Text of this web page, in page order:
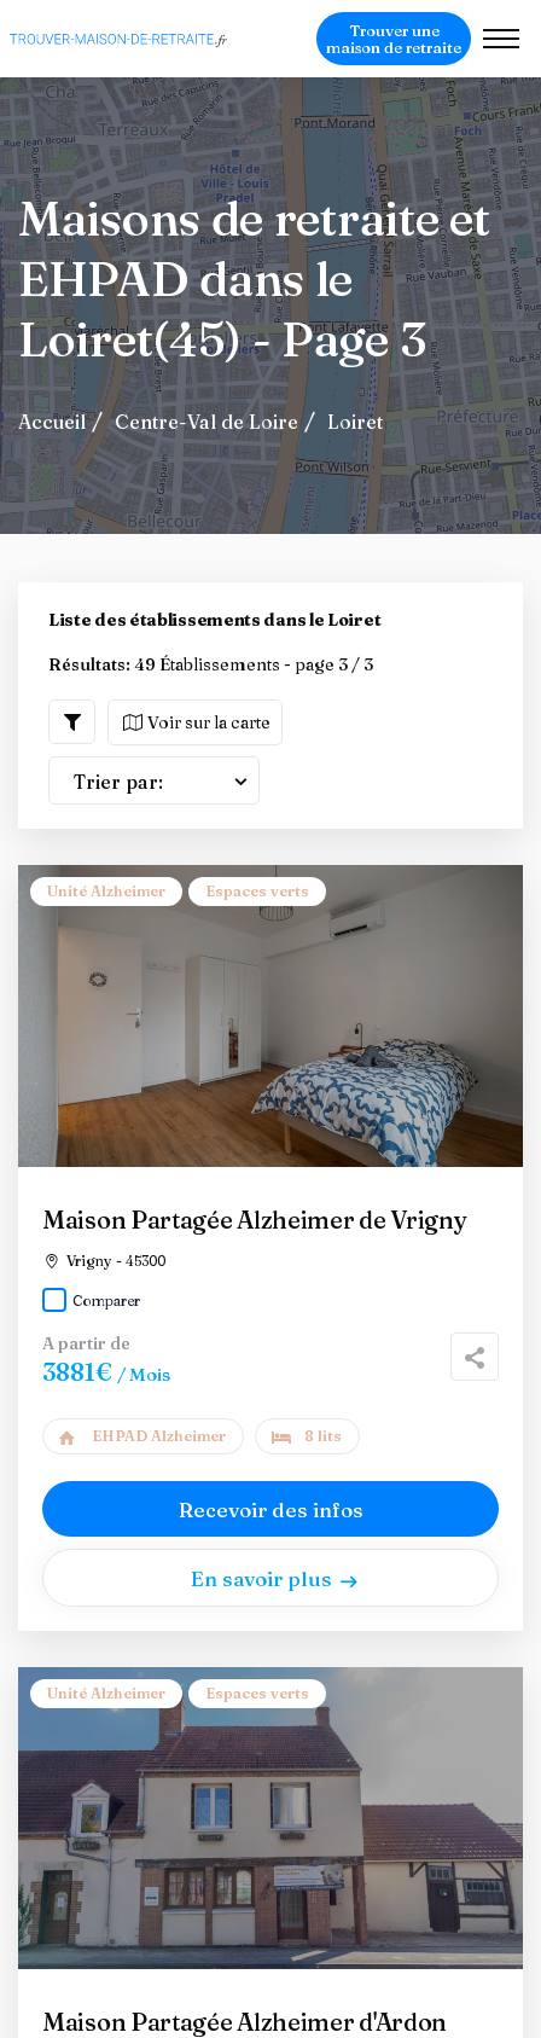
Trouver une
maison de retraite
Maisons de retraite et
EHPAD dans le
Loiret(45) - Page 3
Accueil Centre-Val de Loire Loiret
Liste des établissements dans le Loiret
Résultats: 49 Établissements - page 3 / 3
Voir sur la carte
Trier par:
Unité Alzheimer Espaces verts
Maison Partagée Alzheimer de Vrigny
Vrigny - 45300
Comparer
A partir de
3881€ / Mois
EHPAD Alzheimer 8 lits
Recevoir des infos
En savoir plus
Unité Alzheimer Espaces verts
Maison Partagée Alzheimer d'Ardon